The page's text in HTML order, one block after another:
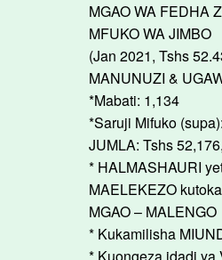
MGAO WA FEDHA
MFUKO WA JIMBO
(Jan 2021, Tshs
MANUNUZI &
*Mabati: 1,134
*Saruji Mifuko
JUMLA: Tshs
* HALMASHAURI
MAELEKEZO
MGAO – MALENGO
* Kukamilisha
* Kuongeza idadi ya